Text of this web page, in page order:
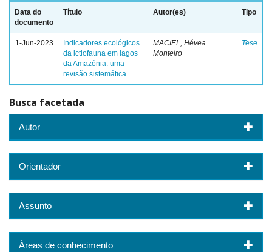
Data do
documento
Título Autor(es) Tipo
1-Jun-2023
Indicadores ecológicos
da ictiofauna em lagos
da Amazônia: uma
revisão sistemática
MACIEL, Hévea
Monteiro
Tese
Busca facetada
Autor
Orientador
Assunto
Áreas de conhecimento